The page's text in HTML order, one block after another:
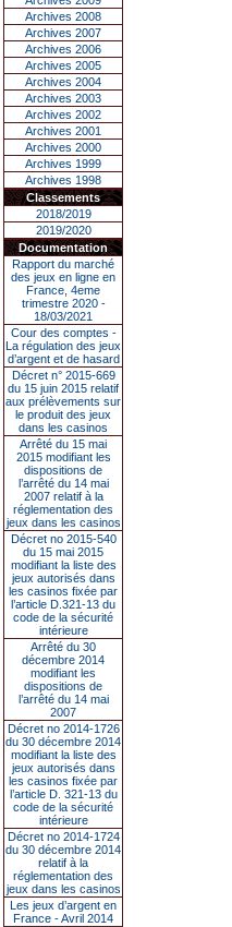
Archives 2008
Archives 2007
Archives 2006
Archives 2005
Archives 2004
Archives 2003
Archives 2002
Archives 2001
Archives 2000
Archives 1999
Archives 1998
Classements
2018/2019
2019/2020
Documentation
Rapport du marché
des jeux en ligne en
France, 4eme
trimestre 2020 -
18/03/2021
Cour des comptes -
La régulation des jeux
d’argent et de hasard
Décret n° 2015-669
du 15 juin 2015 relatif
aux prélèvements sur
le produit des jeux
dans les casinos
Arrêté du 15 mai
2015 modifiant les
dispositions de
l’arrêté du 14 mai
2007 relatif à la
réglementation des
jeux dans les casinos
Décret no 2015-540
du 15 mai 2015
modifiant la liste des
jeux autorisés dans
les casinos fixée par
l’article D.321-13 du
code de la sécurité
intérieure
Arrêté du 30
décembre 2014
modifiant les
dispositions de
l’arrêté du 14 mai
2007
Décret no 2014-1726
du 30 décembre 2014
modifiant la liste des
jeux autorisés dans
les casinos fixée par
l’article D. 321-13 du
code de la sécurité
intérieure
Décret no 2014-1724
du 30 décembre 2014
relatif à la
réglementation des
jeux dans les casinos
Les jeux d’argent en
France - Avril 2014